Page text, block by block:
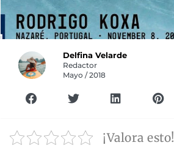
Delfina Velarde
Redactor
Mayo / 2018
¡Valora esto!